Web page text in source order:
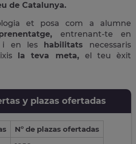
de Catalunya.
et posa com a alumne
entrenant-te en
i en les habilitats necessaris
la teva meta, el teu èxit
y plazas ofertadas
Nº de plazas ofertadas